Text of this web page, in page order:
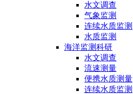
水文调查
气象监测
连续水质监测
水质监测
海洋监测科研
水文调查
流速测量
便携水质测量
连续水质监测